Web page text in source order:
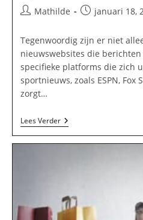
BerichtMathilde
Bericht
op:
januari 18,
Tegenwoordig zijn er niet
nieuwswebsites die
specifieke platforms die zich
sportnieuws, zoals ESPN, Fox
zorgt…
Lees VerderDe
Geschiedenis